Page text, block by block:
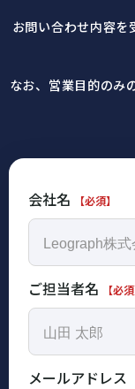
お問い合わせ内容
なお、営業目的のみ
会社名 【必須】
ご担当者名 【必須
メールアドレス